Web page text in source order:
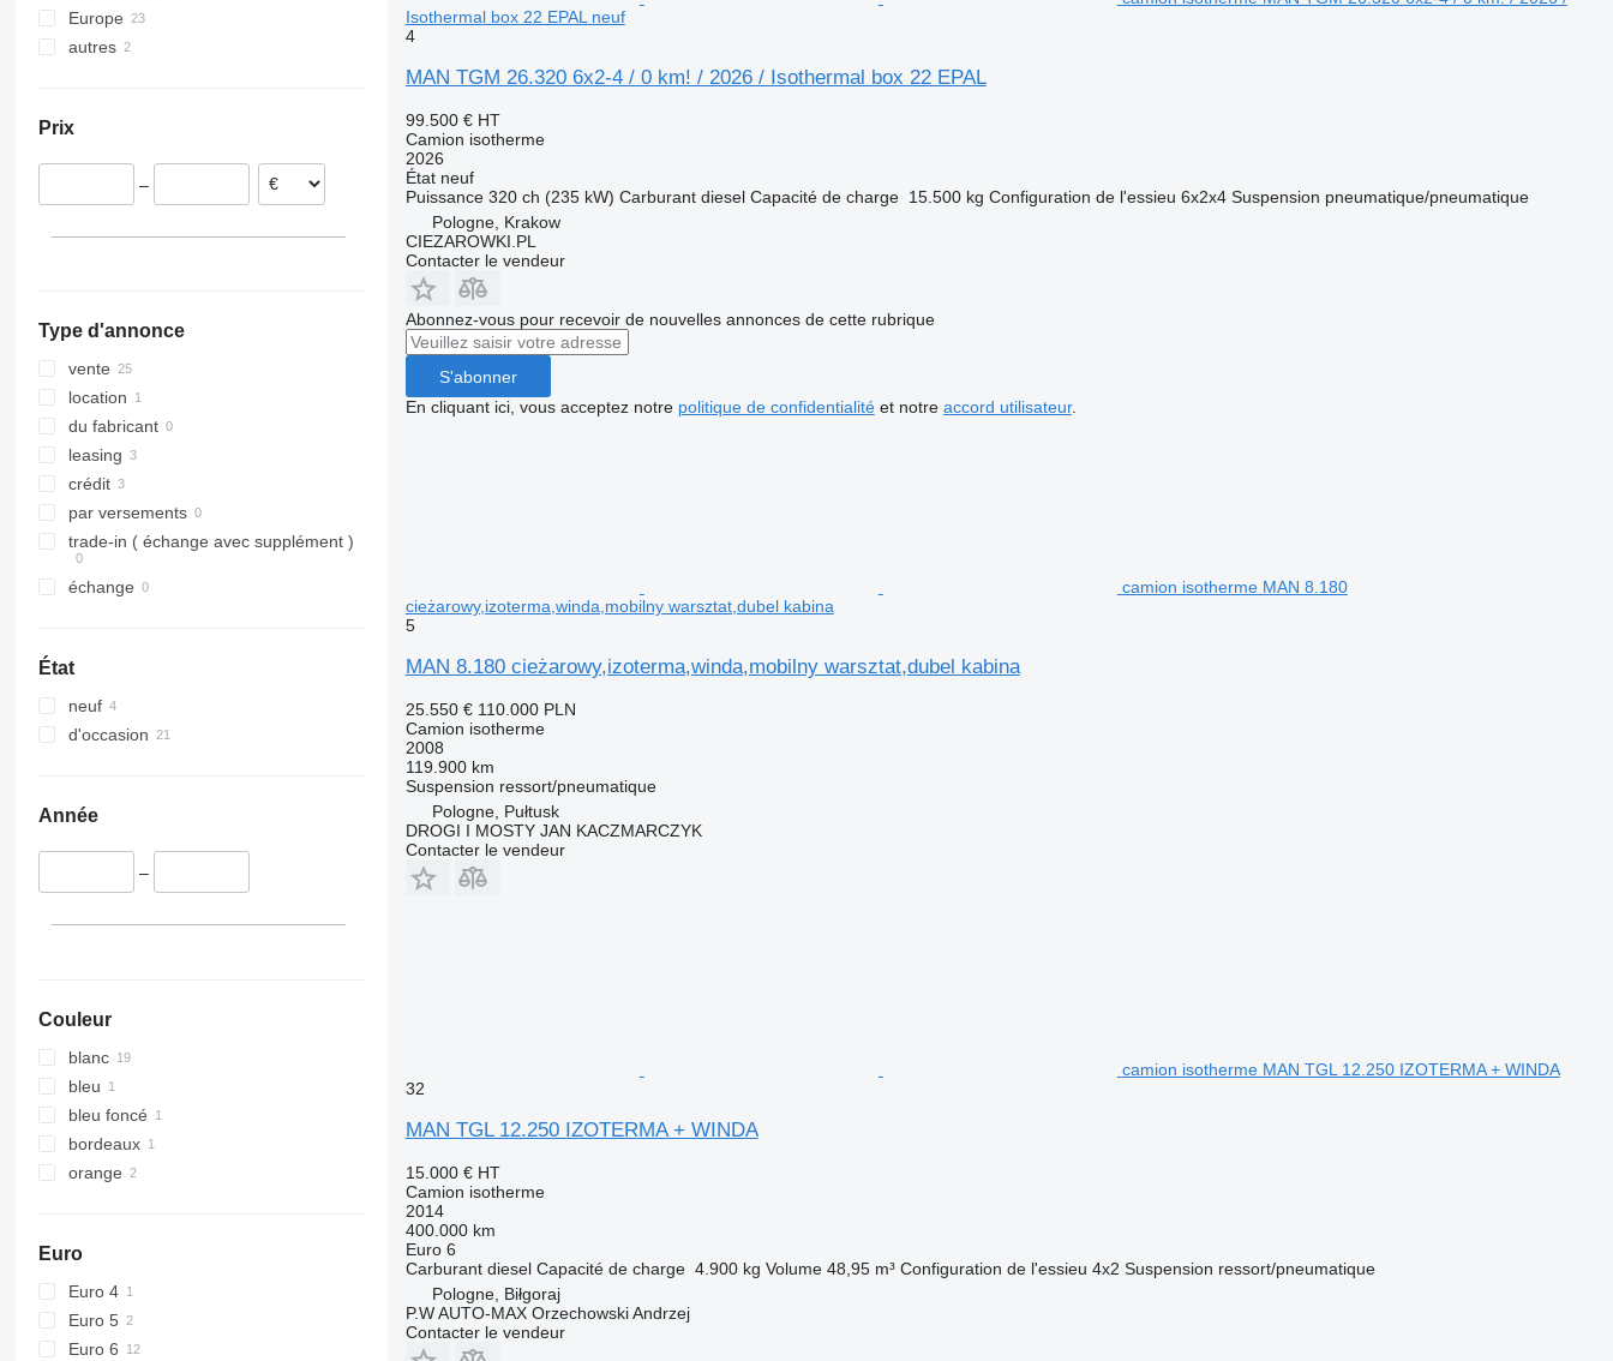
Europe
Pologne
Hongrie
autres
Prix
–
Type d'annonce
vente
location
du fabricant
leasing
crédit
par versements
trade-in ( échange avec supplément )
échange
État
neuf
d'occasion
Année
–
Couleur
blanc
bleu
bleu foncé
bordeaux
orange
Euro
Euro 4
Euro 5
Euro 6
Isothermal box 22 EPAL neuf
4
MAN TGM 26.320 6x2-4 / 0 km! / 2026 / Isothermal box 22 EPAL
99.500 € HT
Camion isotherme
2026
Étatneuf
Puissance 320 ch (235 kW) Carburant diesel Capacité de charge 15.500 kg Configuration de l'essieu 6x2x4 Suspension pneumatique/pneumatique
Pologne, Krakow
CIEZAROWKI.PL
Contacter le vendeur
Abonnez-vous pour recevoir de nouvelles annonces de cette rubrique
S'abonner
En cliquant ici, vous acceptez notre politique de confidentialitéet notre accord utilisateur.
camion isotherme MAN 8.180
cieżarowy,izoterma,winda,mobilny warsztat,dubel kabina
5
MAN 8.180 cieżarowy,izoterma,winda,mobilny warsztat,dubel kabina
25.550 € 110.000 PLN
Camion isotherme
2008
119.900 km
Suspension ressort/pneumatique
Pologne, Pułtusk
DROGI I MOSTY JAN KACZMARCZYK
Contacter le vendeur
camion isotherme MAN TGL 12.250 IZOTERMA + WINDA
32
MAN TGL 12.250 IZOTERMA + WINDA
15.000 € HT
Camion isotherme
2014
400.000 km
Euro 6
Carburant diesel Capacité de charge 4.900 kg Volume 48,95 m³ Configuration de l'essieu 4x2 Suspension ressort/pneumatique
Pologne, Biłgoraj
P.W AUTO-MAX Orzechowski Andrzej
Contacter le vendeur